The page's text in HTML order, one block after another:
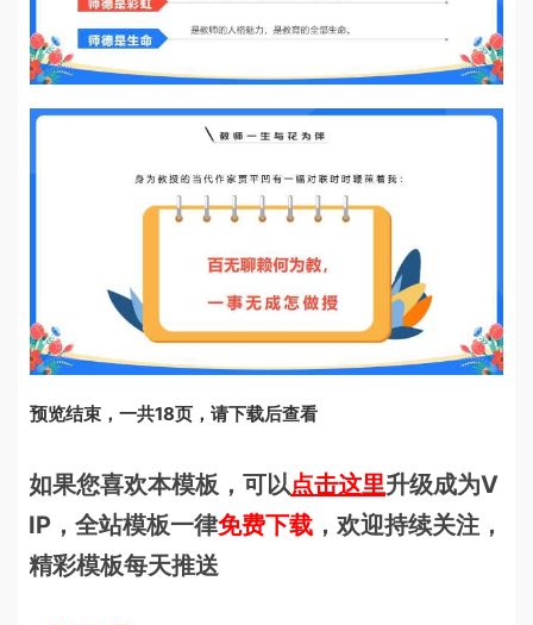
预览结束，一共18页，请下载后查看
如果您喜欢本模板，可以点击这里升级成为V
IP，全站模板一律免费下载 ，欢迎持续关注，
精彩模板每天推送